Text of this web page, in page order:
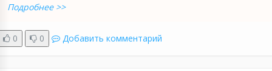
Подробнее >>
0 0 Добавить комментарий